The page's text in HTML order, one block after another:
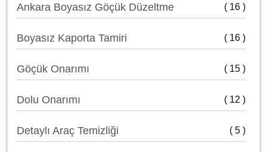
Ankara Boyasız Göçük Düzeltme ( 16 )
Boyasız Kaporta Tamiri ( 16 )
Göçük Onarımı ( 15 )
Dolu Onarımı ( 12 )
Detaylı Araç Temizliği ( 5 )